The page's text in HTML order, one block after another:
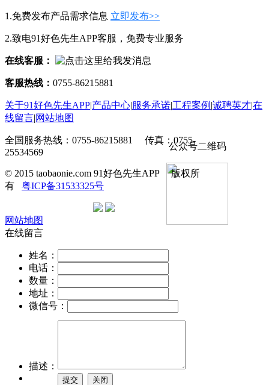
1.免费发布产品需求信息 立即发布>>
2.致电91好色先生APP客服，免费专业服务
在线客服：
客服热线： 0755-86215881
关于91好色先生APP|产品中心|服务承诺|工程案例 |诚聘英才|在
线留言|网站地图
公众号二维码
全国服务热线：0755-86215881 传真：0755-
25534569
© 2015 taobaonie.com 91好色先生APP 版权所
有 粤ICP备31533325号
网站地图
在线留言
姓名：
电话：
数量：
地址：
微信号：
描述：